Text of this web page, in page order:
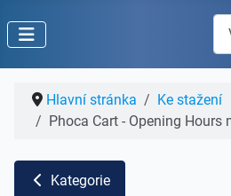
Hlavní stránka
Ke stažení
Phoca Cart - Opening Hours
Kategorie